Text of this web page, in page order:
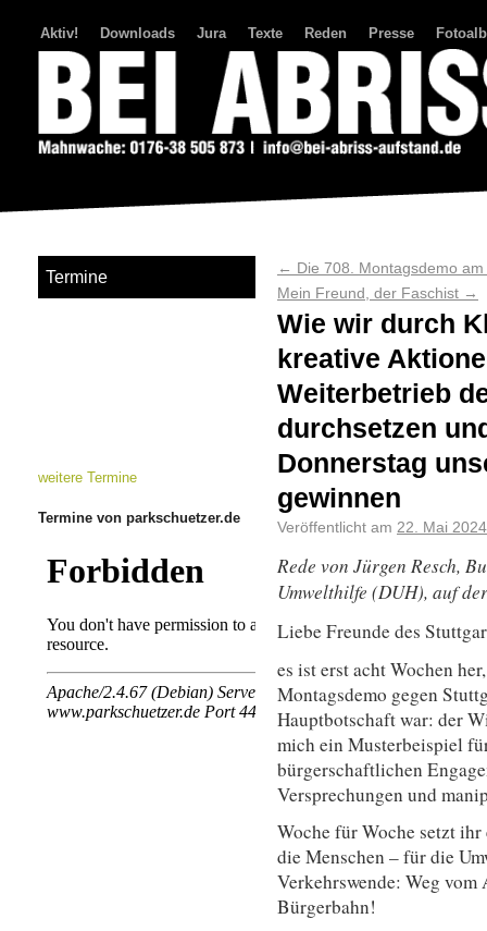
Aktiv! Downloads Jura Texte Reden Presse
← Die 708. Montagsdemo
Mein Freund, der Faschist →
Wie wir durch
kreative
Weiterbetrieb
durchsetzen
Donnerstag
gewinnen
Veröffentlicht am 22. Mai 2024
Rede von Jürgen Resch,
Umwelthilfe (DUH), auf
Liebe Freunde des
es ist erst acht Wochen
Montagsdemo gegen
Hauptbotschaft war: der
mich ein Musterbeispiel
bürgerschaftlichen
Versprechungen und
Woche für Woche setzt
die Menschen – für die
Verkehrswende: Weg
Bürgerbahn!
Termine
weitere Termine
Termine von parkschuetzer.de